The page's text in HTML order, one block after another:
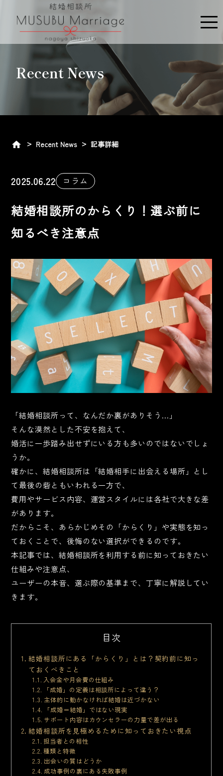
Recent News
Recent News 記事詳細
2025.06.22 コラム
結婚相談所のからくり！選ぶ前に
知るべき注意点
「結婚相談所って、なんだか裏がありそう…」
そんな漠然とした不安を抱えて、
婚活に一歩踏み出せずにいる方も多いのではないでしょ
うか。
確かに、結婚相談所は「結婚相手に出会える場所」とし
て最後の砦ともいわれる一方で、
費用やサービス内容、運営スタイルには各社で大きな差
があります。
だからこそ、あらかじめその「からくり」や実態を知っ
ておくことで、後悔のない選択ができるのです。
本記事では、結婚相談所を利用する前に知っておきたい
仕組みや注意点、
ユーザーの本音、選ぶ際の基準まで、丁寧に解説してい
きます。
目次
結婚相談所にある「からくり」とは？契約前に知っ
ておくべきこと
入会金や月会費の仕組み
「成婚」の定義は相談所によって違う？
主体的に動かなければ結婚は近づかない
「成婚＝結婚」ではない現実
サポート内容はカウンセラーの力量で差が出る
結婚相談所を見極めるために知っておきたい視点
担当者との相性
種類と特徴
出会いの質はどうか
成功事例の裏にある失敗事例